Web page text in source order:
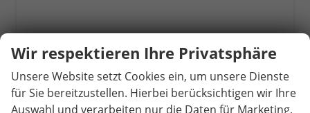
Wir respektieren Ihre Privatsphäre
Unsere Website setzt Cookies ein, um unsere Dienste
für Sie bereitzustellen. Hierbei berücksichtigen wir Ihre
Auswahl und verarbeiten nur die Daten für Marketing,